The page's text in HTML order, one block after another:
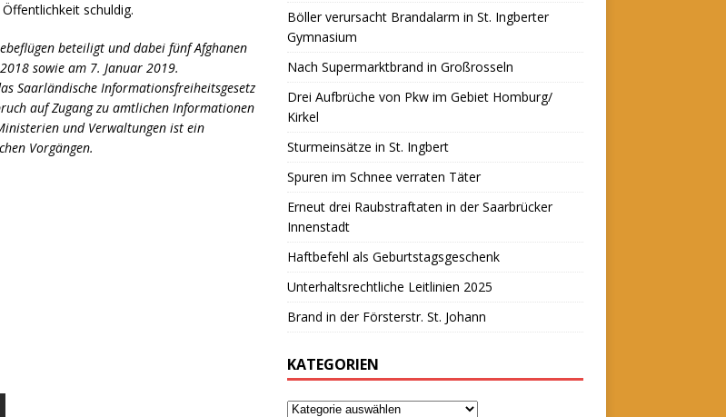
schuldig.
beteiligt und dabei fünf Afghanen
sowie am 7. Januar 2019.
Saarländische Informationsfreiheitsgesetz
auf Zugang zu amtlichen Informationen
und Verwaltungen ist ein
Vorgängen.
Böller verursacht Brandalarm in St. Ingberter
Gymnasium
Nach Supermarktbrand in Großrosseln
Drei Aufbrüche von Pkw im Gebiet Homburg/
Kirkel
Sturmeinsätze in St. Ingbert
Spuren im Schnee verraten Täter
Erneut drei Raubstraftaten in der Saarbrücker
Innenstadt
Haftbefehl als Geburtstagsgeschenk
Unterhaltsrechtliche Leitlinien 2025
Brand in der Försterstr. St. Johann
KATEGORIEN